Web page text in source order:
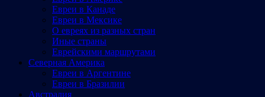
Евреи в Канаде
Евреи в Мексике
О евреях из разных стран
Иные страны
Еврейскими маршрутами
Северная Америка
Евреи в Аргентине
Евреи в Бразилии
Австралия